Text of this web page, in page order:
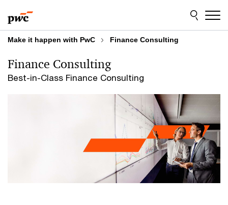
to
content
to
footer
Make it happen with PwC Finance Consulting
Best-in-Class Finance Consulting
Finance Consulting